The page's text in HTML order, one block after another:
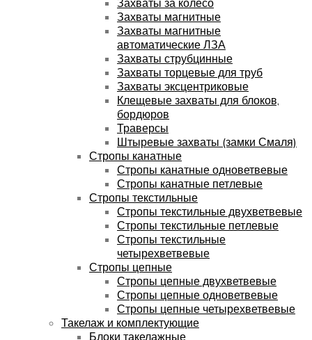
Захваты магнитные
Захваты магнитные
автоматические ЛЗА
Захваты струбцинные
Захваты торцевые для труб
Захваты эксцентриковые
Клещевые захваты для блоков,
бордюров
Траверсы
Штыревые захваты (замки Смаля)
Стропы канатные
Стропы канатные одноветвевые
Стропы канатные петлевые
Стропы текстильные
Стропы текстильные двухветвевые
Стропы текстильные петлевые
Стропы текстильные
четырехветвевые
Стропы цепные
Стропы цепные двухветвевые
Стропы цепные одноветвевые
Стропы цепные четырехветвевые
Такелаж и комплектующие
Блоки такелажные